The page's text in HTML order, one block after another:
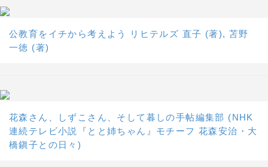
公教育をイチから考えよう リヒテルズ 直子 (著), 苫野
一徳 (著)
花森さん、しずこさん、そして暮しの手帖編集部 (NHK
連続テレビ小説『とと姉ちゃん』モチーフ 花森安治・大
橋鎭子との日々)